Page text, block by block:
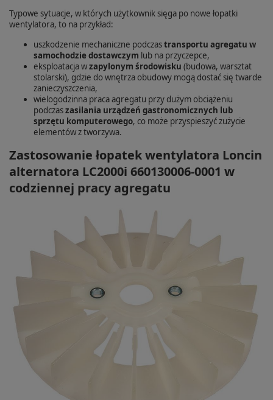
Typowe sytuacje, w których użytkownik sięga po nowe łopatki
wentylatora, to na przykład:
uszkodzenie mechaniczne podczastransportu agregatu w
samochodzie dostawczym lub na przyczepce,
eksploatacja wzapy­lonym środowisku (budowa, warsztat
stolarski), gdzie do wnętrza obudowy mogą dostać się twarde
zanieczyszczenia,
wielogodzinna praca agregatu przy dużym obciążeniu
podczaszasilania urządzeń gastronomicznych lub
sprzętu komputerowego, co może przyspieszyć zużycie
elementów z tworzywa.
Zastosowanie łopatek wentylatora Loncin
alternatora LC2000i 660130006-0001 w
codziennej pracy agregatu